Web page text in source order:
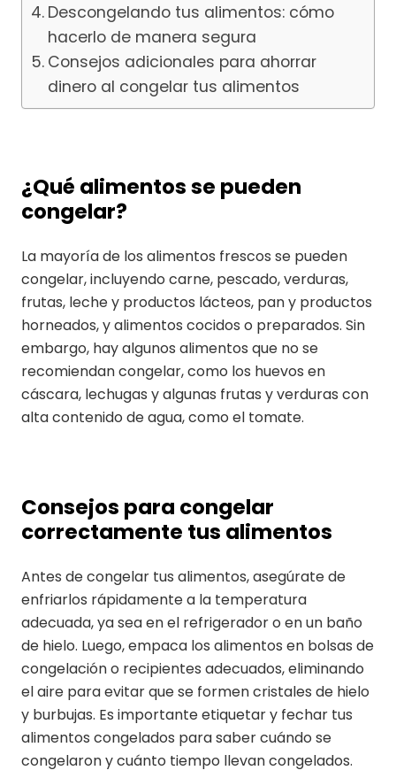
Descongelando tus alimentos: cómo
hacerlo de manera segura
Consejos adicionales para ahorrar
dinero al congelar tus alimentos
¿Qué alimentos se pueden
congelar?
La mayoría de los alimentos frescos se pueden
congelar, incluyendo carne, pescado, verduras,
frutas, leche y productos lácteos, pan y productos
horneados, y alimentos cocidos o preparados. Sin
embargo, hay algunos alimentos que no se
recomiendan congelar, como los huevos en
cáscara, lechugas y algunas frutas y verduras con
alta contenido de agua, como el tomate.
Consejos para congelar
correctamente tus alimentos
Antes de congelar tus alimentos, asegúrate de
enfriarlos rápidamente a la temperatura
adecuada, ya sea en el refrigerador o en un baño
de hielo. Luego, empaca los alimentos en bolsas de
congelación o recipientes adecuados, eliminando
el aire para evitar que se formen cristales de hielo
y burbujas. Es importante etiquetar y fechar tus
alimentos congelados para saber cuándo se
congelaron y cuánto tiempo llevan congelados.